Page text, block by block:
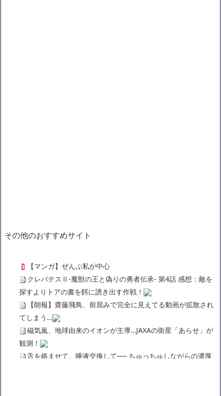
その他のおすすめサイト
【マンガ】ぜんぶ私が中心
クレバテスⅡ-魔獣の王と偽りの勇者伝承- 第4話 感想：敵を
探すよりトアの書を餌に誘き出す作戦！
【朗報】齋藤飛鳥、前屈みで完全に見えてる動画が拡散され
てしまう…
磁気嵐、地球由来のイオンが主導…JAXAの衛星「あらせ」が
観測！
舌を絡ませて、唾液交換して── ちゅっちゅしながらの濃厚